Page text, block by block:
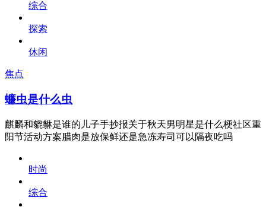
综合
探索
休闲
焦点
蠊虫是什么虫
麒麟和貔貅是谁的儿子手抄报关于秋天男明星是什么梗社区重
阳节活动方案腊肉是放保鲜还是急冻寿司可以隔夜吃吗
时尚
综合